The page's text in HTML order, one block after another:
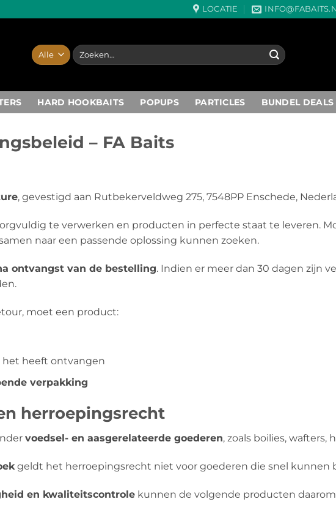
LOCATIE
Zoeken
naar:
HARD HOOKBAITS POPUPS PARTICLES BUNDEL DEALS
– FA Baits
, gevestigd aan Rutbekerveldweg 275, 7548PP Enschede,
te verwerken en producten in perfecte staat te leveren.
naar een passende oplossing kunnen zoeken.
ontvangst van de bestelling. Indien er meer dan 30 dagen zijn
moet een product:
het heeft ontvangen
verpakking
herroepingsrecht
voedsel- en aasgerelateerde goederen, zoals boilies, wafters,
geldt het herroepingsrecht niet voor goederen die snel kunnen
en kwaliteitscontrole kunnen de volgende producten daarom